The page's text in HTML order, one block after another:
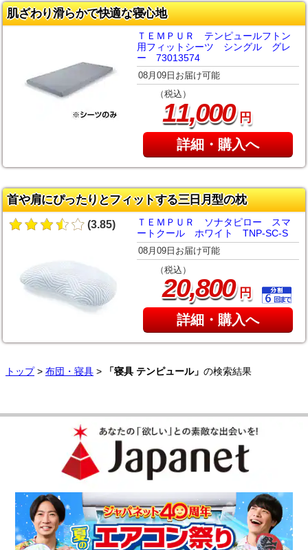
肌ざわり滑らかで快適な寝心地
ＴＥＭＰＵＲ テンピュールフトン
用フィットシーツ シングル グレ
ー 73013574
08月09日お届け可能
（税込）
11,000円
詳細・購入へ
首や肩にぴったりとフィットする三日月型の枕
(3.85)
ＴＥＭＰＵＲ ソナタピロー スマ
ートクール ホワイト TNP-SC-S
08月09日お届け可能
（税込）
20,800円
詳細・購入へ
トップ> 布団・寝具 > 「寝具 テンピュール」 の検索結果